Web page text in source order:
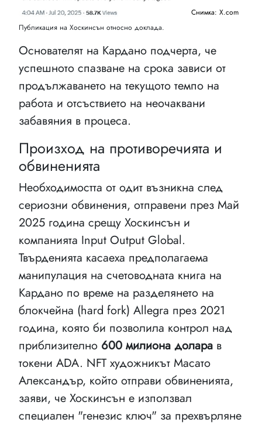
Снимка: X.com
Публикация на Хоскинсън относно доклада.
Основателят на Кардано подчерта, че
успешното спазване на срока зависи от
продължаването на текущото темпо на
работа и отсъствието на неочаквани
забавяния в процеса.
Произход на противоречията и
обвиненията
Необходимостта от одит възникна след
сериозни обвинения, отправени през Май
2025 година срещу Хоскинсън и
компанията Input Output Global.
Твърденията касаеха предполагаема
манипулация на счетоводната книга на
Кардано по време на разделянето на
блокчейна (hard fork) Allegra през 2021
година, която би позволила контрол над
приблизително 600 милиона долара в
токени ADA. NFT художникът Масато
Александър, който отправи обвиненията,
заяви, че Хоскинсън е използвал
специален "генезис ключ" за прехвърляне